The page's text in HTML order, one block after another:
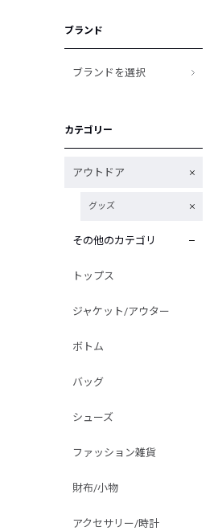
ブランド
ブランドを選択
カテゴリー
アウトドア
グッズ
その他のカテゴリ
トップス
ジャケット/アウター
ボトム
バッグ
シューズ
ファッション雑貨
財布/小物
アクセサリー/時計